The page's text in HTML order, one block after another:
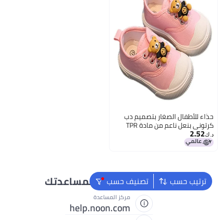
حذاء للأطفال الصغار بتصميم دب
كرتوني بنعل ناعم من مادة TPR
ونعل قماشي.
د.ك‏2.52
ترتيب حسب تصنيف حسب
نحن دائماً جاهزون لمساعدتك
مركز المساعدة
help.noon.com